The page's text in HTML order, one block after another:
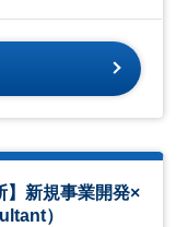
】新規事業開発×
）